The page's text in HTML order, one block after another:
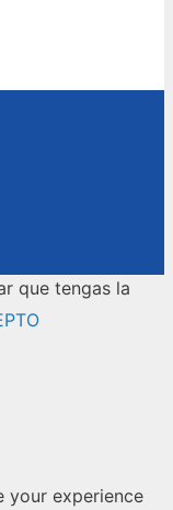
que tengas la
your experience